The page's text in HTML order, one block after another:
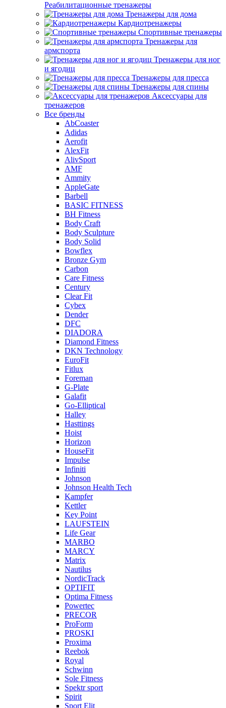
Реабилитационные тренажеры
Тренажеры для дома
Кардиотренажеры
Спортивные тренажеры
Тренажеры для
армспорта
Тренажеры для ног
и ягодиц
Тренажеры для пресса
Тренажеры для спины
Аксессуары для
тренажеров
Все бренды
AbCoaster
Adidas
Aerofit
AlexFit
AlivSport
AMF
Ammity
AppleGate
Barbell
BASIC FITNESS
BH Fitness
Body Craft
Body Sculpture
Body Solid
Bowflex
Bronze Gym
Carbon
Care Fitness
Century
Clear Fit
Cybex
Dender
DFC
DIADORA
Diamond Fitness
DKN Technology
EuroFit
Fitlux
Foreman
G-Plate
Galafit
Go-Elliptical
Halley
Hasttings
Hoist
Horizon
HouseFit
Impulse
Infiniti
Johnson
Johnson Health Tech
Kampfer
Kettler
Key Point
LAUFSTEIN
Life Gear
MARBO
MARCY
Matrix
Nautilus
NordicTrack
OPTIFIT
Optima Fitness
Powertec
PRECOR
ProForm
PROSKI
Proxima
Reebok
Royal
Schwinn
Sole Fitness
Spektr sport
Spirit
Sport Elit